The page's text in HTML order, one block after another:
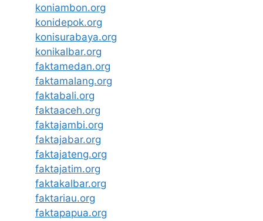
koniambon.org
konidepok.org
konisurabaya.org
konikalbar.org
faktamedan.org
faktamalang.org
faktabali.org
faktaaceh.org
faktajambi.org
faktajabar.org
faktajateng.org
faktajatim.org
faktakalbar.org
faktariau.org
faktapapua.org